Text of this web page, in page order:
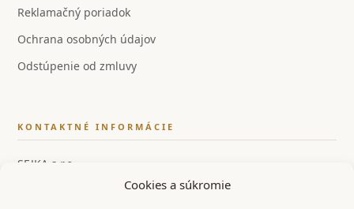
Cookies a súkromie
Reklamačný poriadok
Ochrana osobných údajov
Odstúpenie od zmluvy
KONTAKTNÉ INFORMÁCIE
SEJKA s.r.o.